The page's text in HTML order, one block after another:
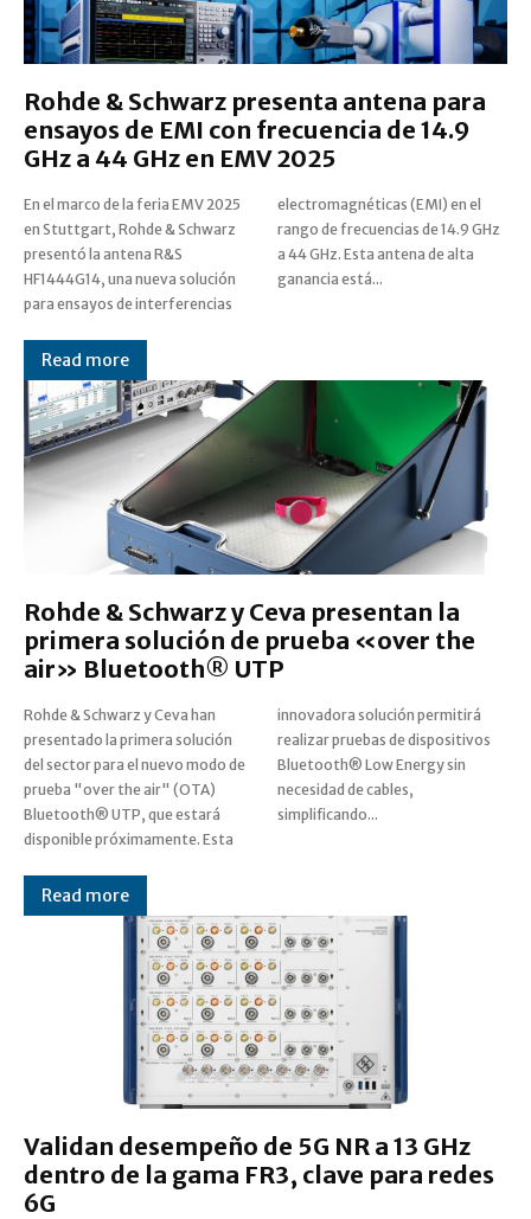
Rohde & Schwarz presenta antena para
ensayos de EMI con frecuencia de 14.9
GHz a 44 GHz en EMV 2025
En el marco de la feria EMV 2025
en Stuttgart, Rohde & Schwarz
presentó la antena R&S
HF1444G14, una nueva solución
para ensayos de interferencias
electromagnéticas (EMI) en el
rango de frecuencias de 14.9 GHz
a 44 GHz. Esta antena de alta
ganancia está...
Read more
Rohde & Schwarz y Ceva presentan la
primera solución de prueba «over the
air» Bluetooth® UTP
Rohde & Schwarz y Ceva han
presentado la primera solución
del sector para el nuevo modo de
prueba "over the air" (OTA)
Bluetooth® UTP, que estará
disponible próximamente. Esta
innovadora solución permitirá
realizar pruebas de dispositivos
Bluetooth® Low Energy sin
necesidad de cables,
simplificando...
Read more
Validan desempeño de 5G NR a 13 GHz
dentro de la gama FR3, clave para redes
6G